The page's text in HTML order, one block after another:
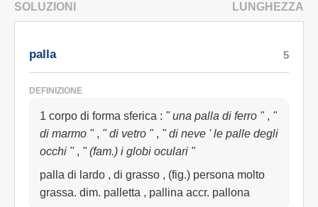
SOLUZIONI LUNGHEZZA
palla
DEFINIZIONE
1 corpo di forma sferica : " una palla di ferro " , "
di marmo " , " di vetro " , " di neve ' le palle degli
occhi " , " (fam.) i globi oculari "
palla di lardo , di grasso , (fig.) persona molto
grassa. dim. palletta , pallina accr. pallona
5